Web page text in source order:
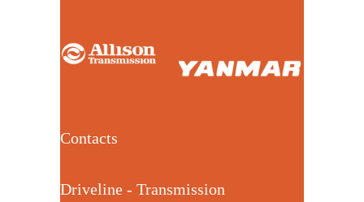
Contacts
Driveline - Transmission